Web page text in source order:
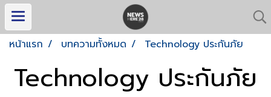
หน้าแรก บทความทั้งหมด Technology ประกันภัย
Technology ประกันภัย